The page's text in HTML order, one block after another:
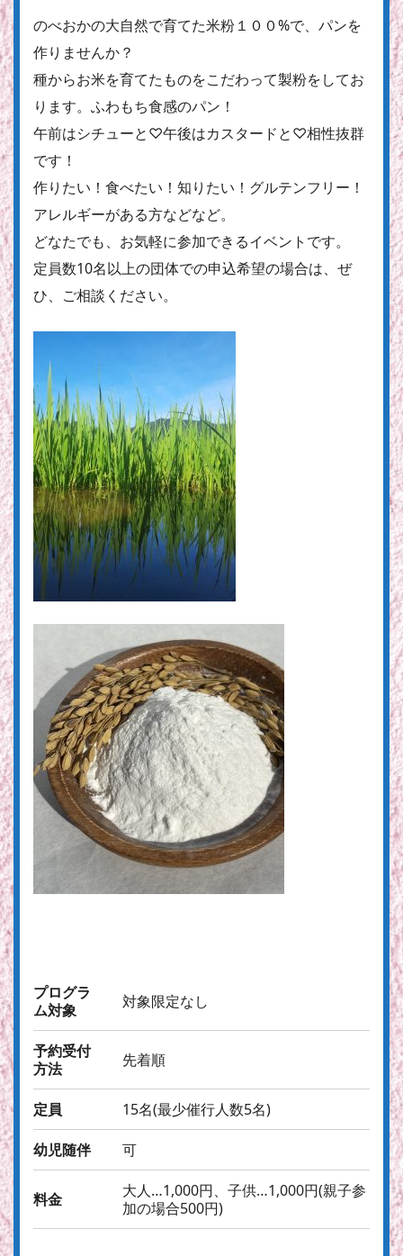
のべおかの大自然で育てた米粉１００%で、パンを
作りませんか？
種からお米を育てたものをこだわって製粉をしてお
ります。ふわもち食感のパン！
午前はシチューと♡午後はカスタードと♡相性抜群
です！
作りたい！食べたい！知りたい！グルテンフリー！
アレルギーがある方などなど。
どなたでも、お気軽に参加できるイベントです。
定員数10名以上の団体での申込希望の場合は、ぜ
ひ、ご相談ください。
プログラ
ム対象
対象限定なし
予約受付
方法
先着順
定員 15名(最少催行人数5名)
幼児随伴 可
料金
大人…1,000円、子供…1,000円(親子参
加の場合500円)